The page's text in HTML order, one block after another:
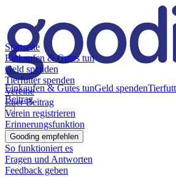
Einkaufen & Gutes tunGeld spenden
Beitrag
Startseite
Einkaufen & Gutes tun
Geld spenden
Tierfutter spenden
Vereine
Euer Beitrag
Verein registrieren
Erinnerungsfunktion
Gooding empfehlen
So funktioniert es
Fragen und Antworten
Feedback geben